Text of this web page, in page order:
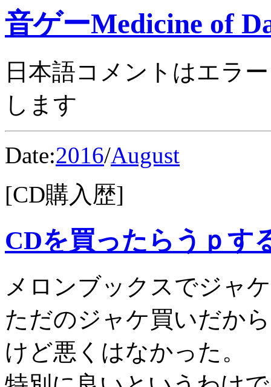
音ゲーMedicine of
日本語コメントはエラ
します
Date:2016/August
[CD購入歴]
CDを買ったらうｐす
メロンブックスでジャ
ただのジャケ買いだか
けど悪くはなかった。